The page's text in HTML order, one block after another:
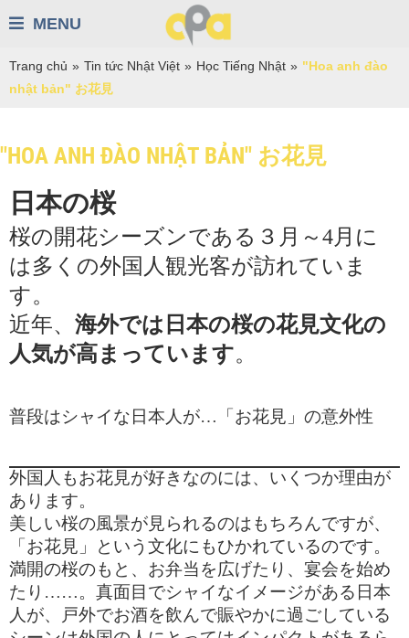
MENU
Trang chủ » Tin tức Nhật Việt » Học Tiếng Nhật » "Hoa anh đào
nhật bản" お花見
"HOA ANH ĐÀO NHẬT BẢN" お花見
日本の桜
桜の開花シーズンである３月～4月に
は多くの外国人観光客が訪れていま
す。
近年、 海外では日本の桜の花見文化の
人気が高まっています。
普段はシャイな日本人が… 「お花見」の意外性
外国人もお花見が好きなのには、いくつか理由が
あります。
美しい桜の風景が見られるのはもちろんですが、
「お花見」という文化にもひかれているのです。
満開の桜のもと、お弁当を広げたり、宴会を始め
たり ……。真面目でシャイなイメージがある日本
人が、戸外でお酒を飲んで賑やかに過ごしている